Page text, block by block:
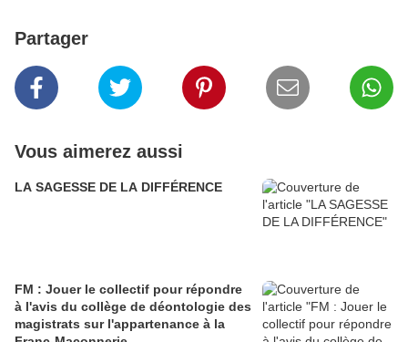
Partager
Vous aimerez aussi
LA SAGESSE DE LA DIFFÉRENCE
FM : Jouer le collectif pour répondre
à l'avis du collège de déontologie des
magistrats sur l'appartenance à la